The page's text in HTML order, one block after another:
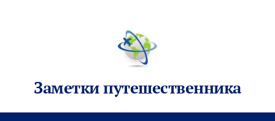
Заметки путешественника